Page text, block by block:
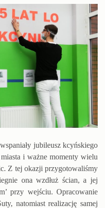
jubileusz kcyńskiego
i ważne momenty wielu
Z tej okazji przygotowaliśmy
ona wzdłuż ścian, a jej
przy wejściu. Opracowanie
natomiast realizację samej